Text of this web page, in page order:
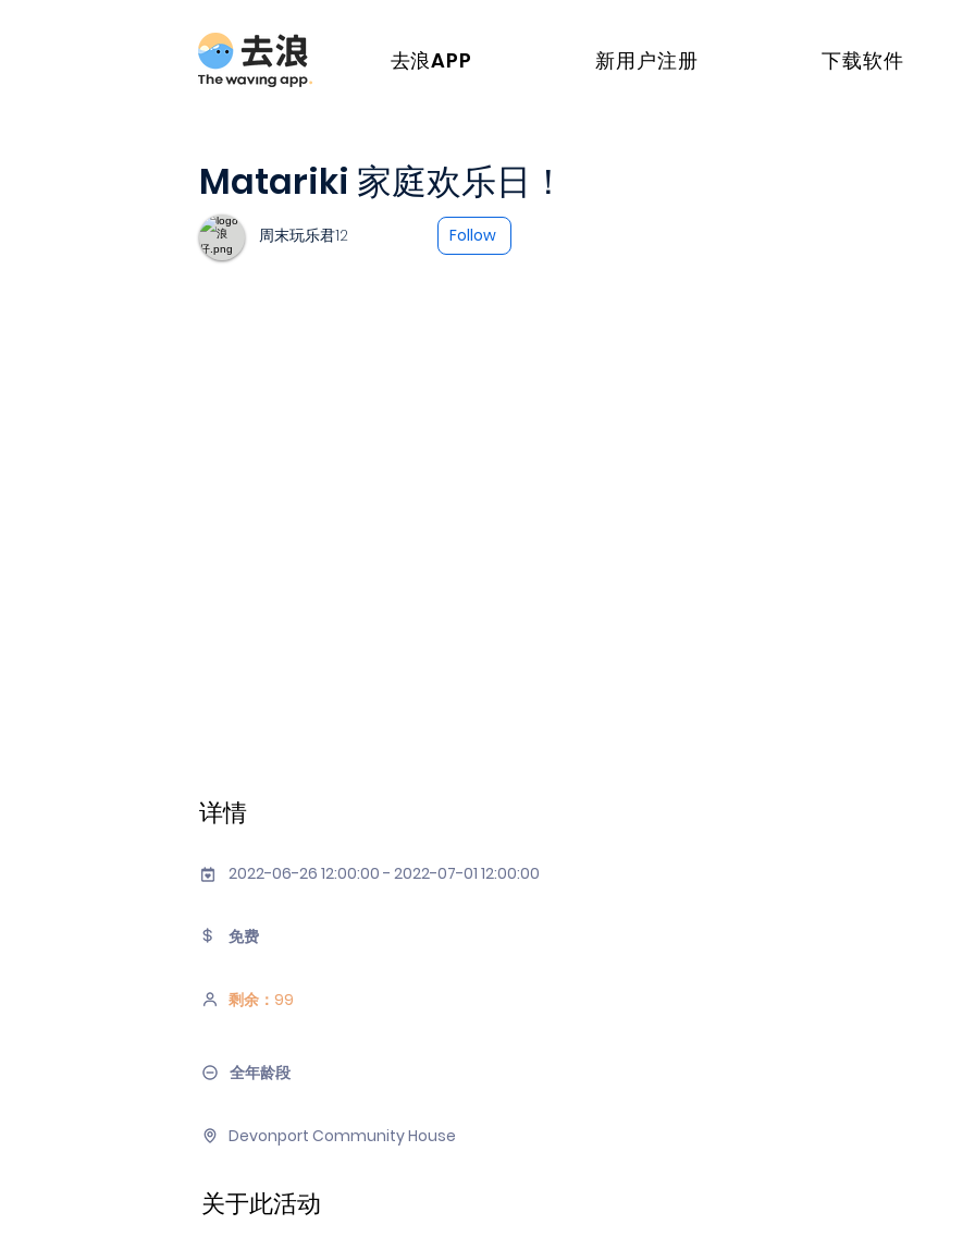
去浪APP 新用户注册 下载软件
Matariki 家庭欢乐日！
周末玩乐君12 Follow
详情
2022-06-26 12:00:00 - 2022-07-01 12:00:00
免费
剩余：99
全年龄段
Devonport Community House
关于此活动